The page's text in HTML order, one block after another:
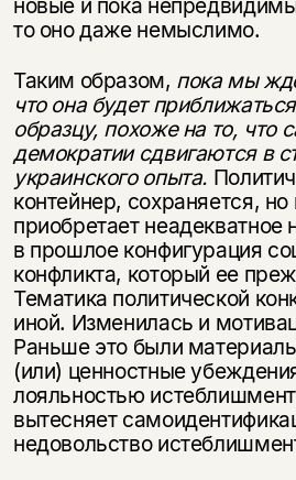
новые и пока
то оно даже немыслимо.
Таким образом, пока мы
что она будет
образцу, похоже на то, что
демократии сдвигаются в
украинского опыта.
контейнер, сохраняется,
приобретает
в прошлое конфигурация
конфликта, который ее
Тематика политической
иной. Изменилась и
Раньше это были
(или) ценностные
лояльностью
вытесняет
недовольство